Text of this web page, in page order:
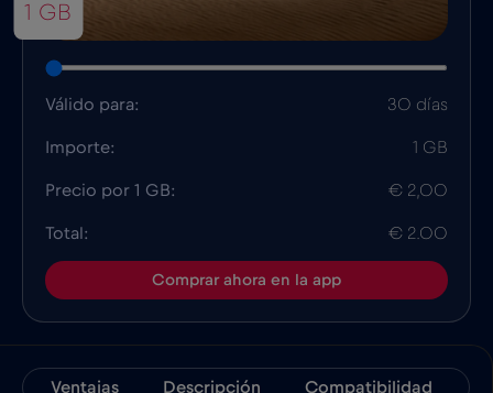
1 GB
Válido para: 30 días
Importe: 1 GB
Precio por 1 GB: € 2,00
Total: € 2.00
Comprar ahora en la app
Ventajas Descripción Compatibilidad